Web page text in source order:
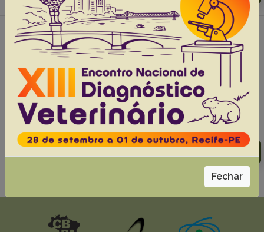
#2 - Morphology of the larynx of agouti
(Dasyprocta sp.), 34(6):593-598
Silva A.B.S. Santos T.M.V.
Carvalho M.A.M.
Guerra P.S.L. Rizzo M.S.
Araújo W.R.
Torres C.B.B.
Conde-Junior A.M.
Fechar